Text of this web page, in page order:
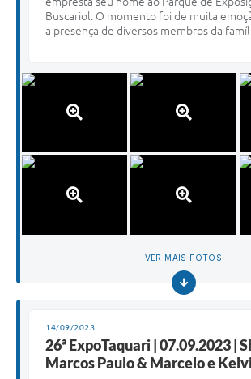
Buscariol. O momento foi de muita
a presença de diversos membros da
VER MAIS FOTOS
14/09/2023
26ª ExpoTaquari | 07.09.2023 |
Marcos Paulo & Marcelo e